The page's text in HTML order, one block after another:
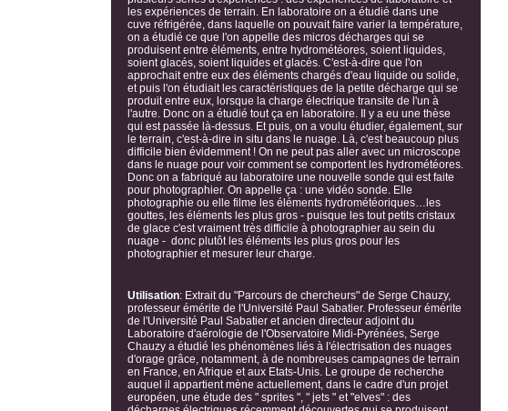
les expériences de terrain. En laboratoire on a étudié dans une
cuve réfrigérée, dans laquelle on pouvait faire varier la température,
on a étudié ce que l'on appelle des micros décharges qui se
produisent entre éléments, entre hydrométéores, soient liquides,
soient glacés, soient liquides et glacés. C'est-à-dire que l'on
approchait entre eux des éléments chargés d'eau liquide ou solide,
et puis l'on étudiait les caractéristiques de la petite décharge qui se
produit entre eux, lorsque la charge électrique transite de l'un à
l'autre. Donc on a étudié tout ça en laboratoire. Il y a eu une thèse
qui est passée là-dessus. Et puis, on a voulu étudier, également, sur
le terrain, c'est-à-dire in situ dans le nuage. Là, c'est beaucoup plus
difficile bien évidemment ! On ne peut pas aller avec un microscope
dans le nuage pour voir comment se comportent les hydrométéores.
Donc on a fabriqué au laboratoire une nouvelle sonde qui est faite
pour photographier. On appelle ça : une vidéo sonde. Elle
photographie ou elle filme les éléments hydrométéoriques…les
gouttes, les éléments les plus gros - puisque les tout petits cristaux
de glace c'est vraiment très difficile à photographier au sein du
nuage - donc plutôt les éléments les plus gros pour les
photographier et mesurer leur charge.
Utilisation: Extrait du "Parcours de chercheurs" de Serge Chauzy,
professeur émérite de l'Université Paul Sabatier. Professeur émérite
de l'Université Paul Sabatier et ancien directeur adjoint du
Laboratoire d'aérologie de l'Observatoire Midi-Pyrénées, Serge
Chauzy a étudié les phénomènes liés à l'électrisation des nuages
d'orage grâce, notamment, à de nombreuses campagnes de terrain
en France, en Afrique et aux Etats-Unis. Le groupe de recherche
auquel il appartient mène actuellement, dans le cadre d'un projet
européen, une étude des " sprites ", " jets " et "elves" : des